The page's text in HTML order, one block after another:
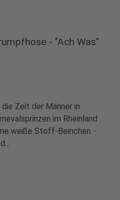
- "Ach Was"
Zeit der Männer in
im Rheinland
weiße Stoff-Beinchen -